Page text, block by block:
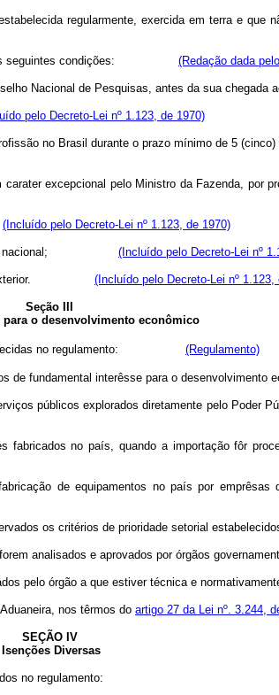
regularmente, exercida em terra e que
condições: (Redação dada
Nacional de Pesquisas, antes da sua
pelo Decreto-Lei nº 1.123, de 1970)
no Brasil durante o prazo mínimo de 5 (cinco)
excepcional pelo Ministro da Fazenda, por
(Incluído pelo Decreto-Lei nº 1.123, de 1970)
(Incluído pelo Decreto-Lei nº
no exterior. (Incluído pelo Decreto-Lei nº 1.123,
Seção III
para o desenvolvimento econômico
estabelecidas no regulamento: (Regulamento)
fundamental interêsse para o desenvolvimento
públicos explorados diretamente pelo Poder
no país, quando a importação fôr
de equipamentos no país por emprêsas
os critérios de prioridade setorial
analisados e aprovados por órgãos
órgão a que estiver técnica e
nos têrmos do artigo 27 da Lei nº. 3.244,
SEÇÃO IV
Isenções Diversas
no regulamento: